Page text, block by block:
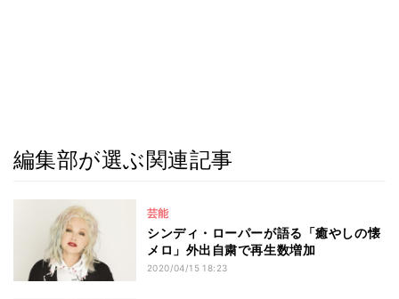
編集部が選ぶ関連記事
芸能
シンディ・ローパーが語る「癒やしの懐
メロ」外出自粛で再生数増加
2020/04/15 18:23